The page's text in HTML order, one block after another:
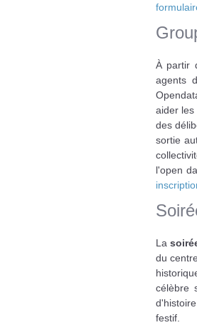
À partir
agents
aider
des
sortie
l'open
La
du
célèbre
festif.